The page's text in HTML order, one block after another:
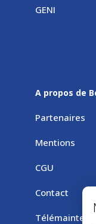
GENI
A propos de
Partenaires
Mentions
CGU
Contact